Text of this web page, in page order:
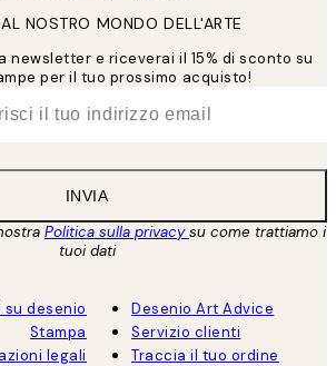
NOSTRO MONDO DELL'ARTE
newsletter e riceverai il 15% di sconto su
per il tuo prossimo acquisto!
INVIA
Politica sulla privacysu come trattiamo i
tuoi dati
desenio
Stampa
legali
Desenio Art Advice
Servizio clienti
Traccia il tuo ordine